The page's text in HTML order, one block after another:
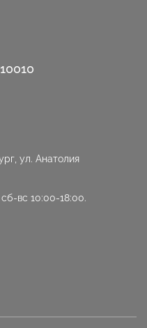
ул. Анатолия
вс 10:00-18:00.